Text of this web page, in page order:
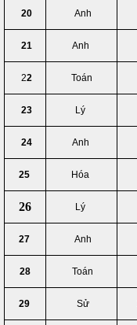
20 Anh
21 Anh
22 Toán
23 Lý
24 Anh
25 Hóa
26 Lý
27 Anh
28 Toán
29 Sử